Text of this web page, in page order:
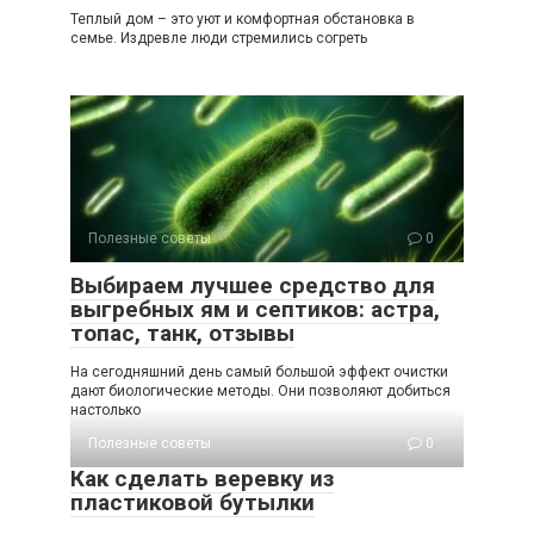
Теплый дом – это уют и комфортная обстановка в
семье. Издревле люди стремились согреть
Полезные советы 0
Выбираем лучшее средство для
выгребных ям и септиков: астра,
топас, танк, отзывы
На сегодняшний день самый большой эффект очистки
дают биологические методы. Они позволяют добиться
настолько
Полезные советы
0
Как сделать веревку из
пластиковой бутылки